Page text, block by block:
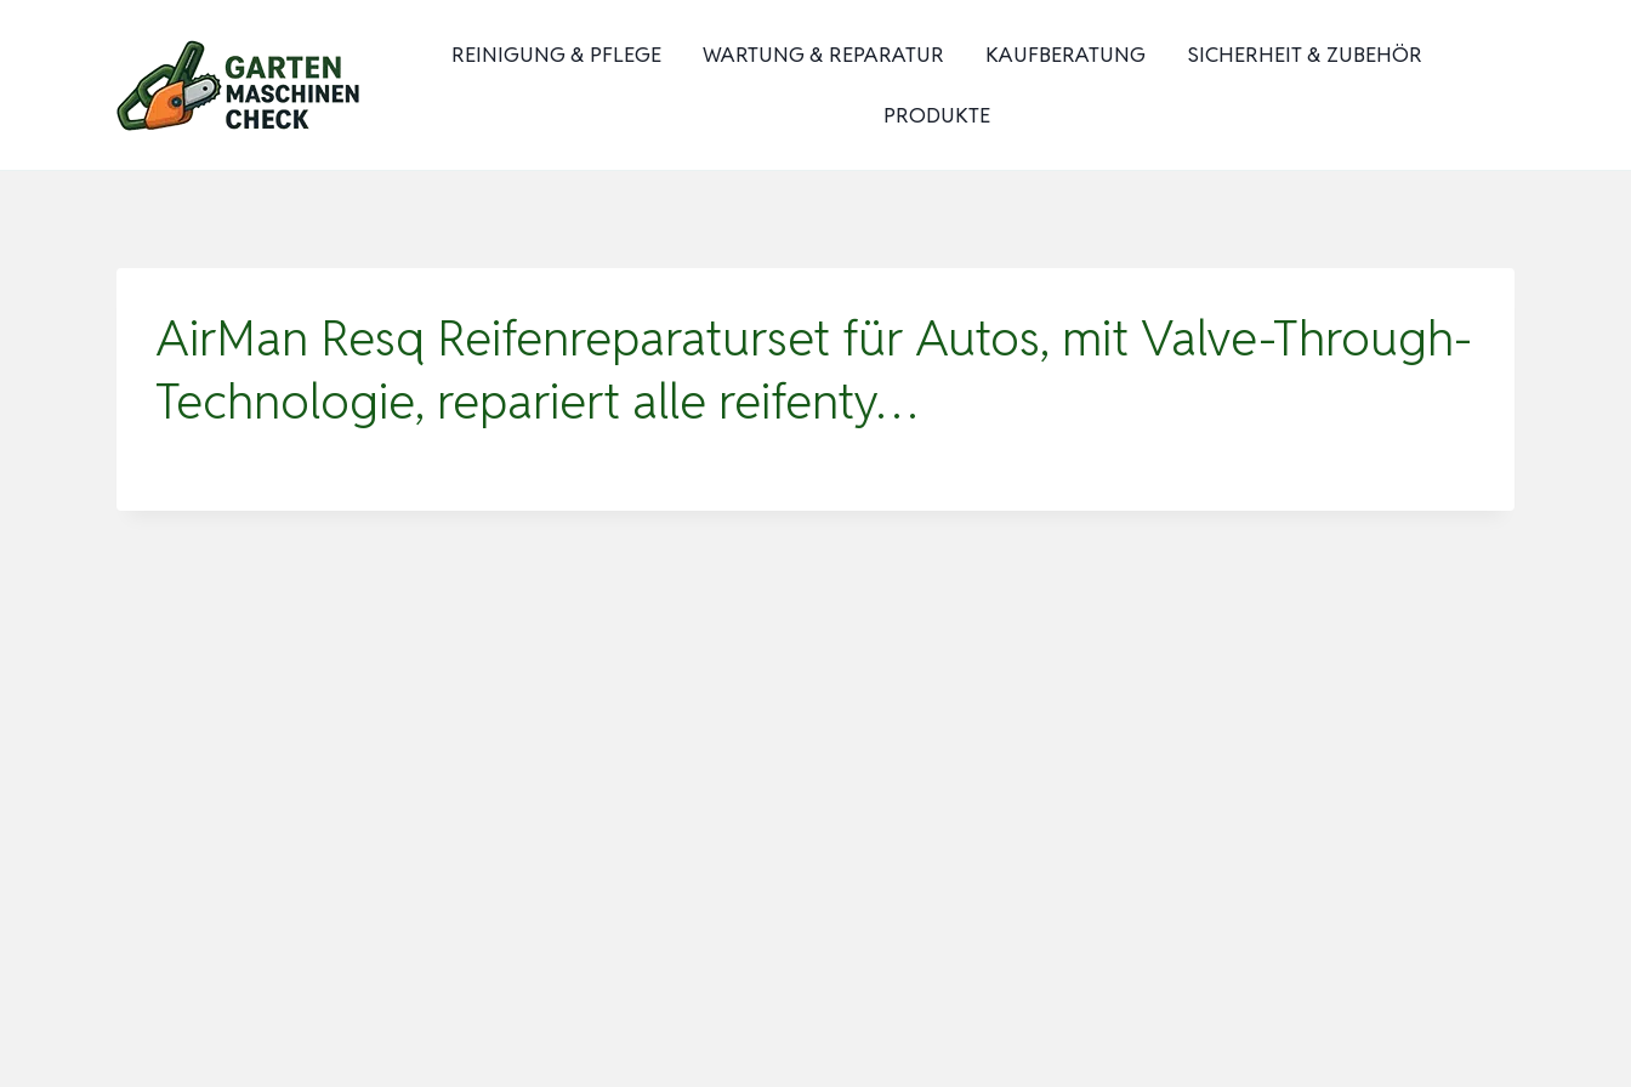
REINIGUNG & PFLEGE WARTUNG & REPARATUR KAUFBERATUNG SICHERHEIT & ZUBEHÖR
PRODUKTE
AirMan Resq Reifenreparaturset für Autos, mit Valve-Through-
Technologie, repariert alle reifenty…